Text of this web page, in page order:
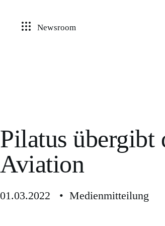
Newsroom
Pilatus übergibt
Aviation
01.03.2022 • Medienmitteilung